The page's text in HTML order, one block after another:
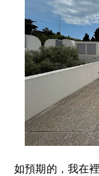
如預期的，我在